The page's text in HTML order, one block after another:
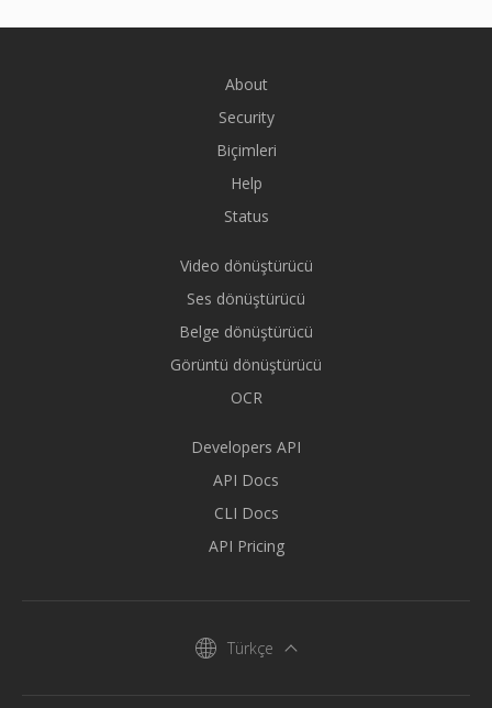
About
Security
Biçimleri
Help
Status
Video dönüştürücü
Ses dönüştürücü
Belge dönüştürücü
Görüntü dönüştürücü
OCR
Developers API
API Docs
CLI Docs
API Pricing
Türkçe